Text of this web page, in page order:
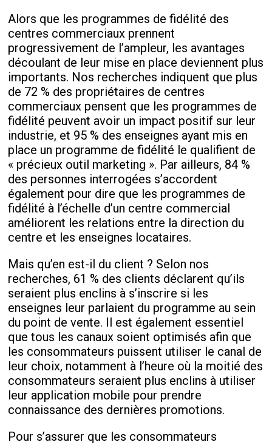
Alors que les programmes de fidélité des
centres commerciaux prennent
progressivement de l’ampleur, les avantages
découlant de leur mise en place deviennent plus
importants. Nos recherches indiquent que plus
de 72 % des propriétaires de centres
commerciaux pensent que les programmes de
fidélité peuvent avoir un impact positif sur leur
industrie, et 95 % des enseignes ayant mis en
place un programme de fidélité le qualifient de
« précieux outil marketing ». Par ailleurs, 84 %
des personnes interrogées s’accordent
également pour dire que les programmes de
fidélité à l’échelle d’un centre commercial
améliorent les relations entre la direction du
centre et les enseignes locataires.
Mais qu’en est-il du client ? Selon nos
recherches, 61 % des clients déclarent qu’ils
seraient plus enclins à s’inscrire si les
enseignes leur parlaient du programme au sein
du point de vente. Il est également essentiel
que tous les canaux soient optimisés afin que
les consommateurs puissent utiliser le canal de
leur choix, notamment à l’heure où la moitié des
consommateurs seraient plus enclins à utiliser
leur application mobile pour prendre
connaissance des dernières promotions.
Pour s’assurer que les consommateurs